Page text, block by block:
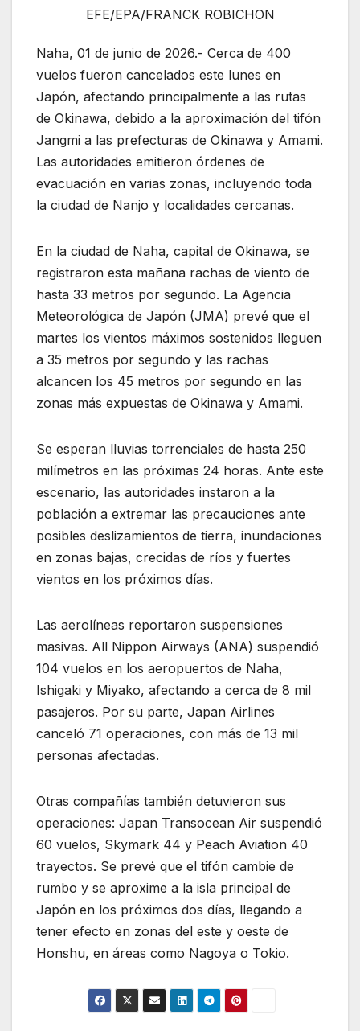
EFE/EPA/FRANCK ROBICHON
Naha, 01 de junio de 2026.- Cerca de 400
vuelos fueron cancelados este lunes en
Japón, afectando principalmente a las rutas
de Okinawa, debido a la aproximación del tifón
Jangmi a las prefecturas de Okinawa y Amami.
Las autoridades emitieron órdenes de
evacuación en varias zonas, incluyendo toda
la ciudad de Nanjo y localidades cercanas.
En la ciudad de Naha, capital de Okinawa, se
registraron esta mañana rachas de viento de
hasta 33 metros por segundo. La Agencia
Meteorológica de Japón (JMA) prevé que el
martes los vientos máximos sostenidos lleguen
a 35 metros por segundo y las rachas
alcancen los 45 metros por segundo en las
zonas más expuestas de Okinawa y Amami.
Se esperan lluvias torrenciales de hasta 250
milímetros en las próximas 24 horas. Ante este
escenario, las autoridades instaron a la
población a extremar las precauciones ante
posibles deslizamientos de tierra, inundaciones
en zonas bajas, crecidas de ríos y fuertes
vientos en los próximos días.
Las aerolíneas reportaron suspensiones
masivas. All Nippon Airways (ANA) suspendió
104 vuelos en los aeropuertos de Naha,
Ishigaki y Miyako, afectando a cerca de 8 mil
pasajeros. Por su parte, Japan Airlines
canceló 71 operaciones, con más de 13 mil
personas afectadas.
Otras compañías también detuvieron sus
operaciones: Japan Transocean Air suspendió
60 vuelos, Skymark 44 y Peach Aviation 40
trayectos. Se prevé que el tifón cambie de
rumbo y se aproxime a la isla principal de
Japón en los próximos dos días, llegando a
tener efecto en zonas del este y oeste de
Honshu, en áreas como Nagoya o Tokio.